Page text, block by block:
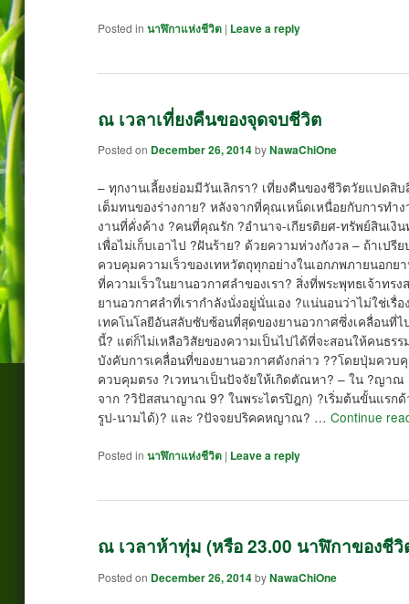
Posted in นาฬิกาแห่งชีวิต | Leave a reply
ณ เวลาเที่ยงคืนของจุดจบชีวิต
Posted on December 26, 2014byNawaChiOne
– ทุกงานเลี้ยงย่อมมีวันเลิกรา? เที่ยงคืนของชีวิตวัยแปด
เต็มทนของร่างกาย? หลังจากที่คุณเหน็ดเหนื่อยกับการทำ
งานที่คั่งค้าง ?คนที่คุณรัก ?อำนาจ-เกียรติยศ-ทรัพย์สินเงิ
เพื่อไม่เก็บเอาไป ?ฝันร้าย? ด้วยความห่วงกังวล – ถ้าเป
ควบคุมความเร็วของเทหวัตถุทุกอย่างในเอกภพภายนอก
ที่ความเร็วในยานอวกาศลำของเรา? สิ่งที่พระพุทธเจ้าท
ยานอวกาศลำที่เรากำลังนั่งอยู่นั่นเอง ?แน่นอนว่าไม่ใช่เรื่
เทคโนโลยีอันสลับซับซ้อนที่สุดของยานอวกาศซึ่งเคลื่อนที่
นี้? แต่ก็ไม่เหลือวิสัยของความเป็นไปได้ที่จะสอนให้คนธร
บังคับการเคลื่อนที่ของยานอวกาศดังกล่าว ??โดยปุ่มคว
ควบคุมตรง ?เวทนาเป็นปัจจัยให้เกิดตัณหา? – ใน ?ญาณ
จาก ?วิปัสสนาญาณ 9? ในพระไตรปิฎก) ?เริ่มต้นขั้นแร
รูป-นามได้)? และ ?ปัจจยปริคคหญาณ? …Continue
Posted in นาฬิกาแห่งชีวิต | Leave a reply
ณ เวลาห้าทุ่ม (หรือ 23.00 นาฬิกาของชี
Posted on December 26, 2014byNawaChiOne